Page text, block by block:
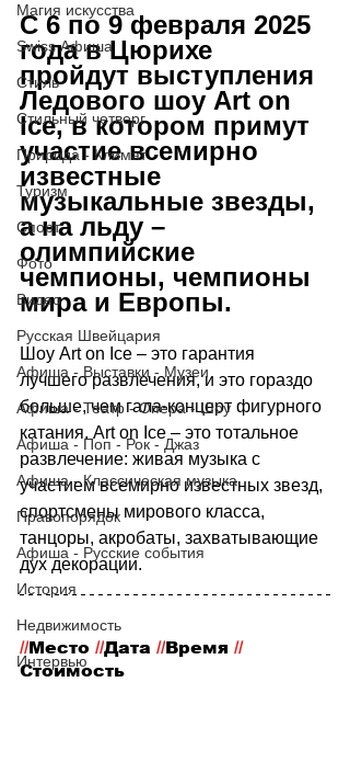
Магия искусства
Swiss Афиша
Стиль
Стильный четверг
Природа - Климат
Туризм
Спорт
Фото
Видео
Русская Швейцария
Афиша - Выставки - Музеи
Афиша - Театр - Опера - Шоу
Афиша - Поп - Рок - Джаз
Афиша - Классическая музыка
Правопорядок
Афиша - Русские события
История
Недвижимость
Интервью
С 6 по 9 февраля 2025
года в Цюрихе
пройдут выступления
Ледового шоу Art on
Ice, в котором примут
участие всемирно
известные
музыкальные звезды,
а на льду –
олимпийские
чемпионы, чемпионы
мира и Европы.
Шоу Art on Ice – это гарантия
лучшего развлечения, и это гораздо
больше, чем гала-концерт фигурного
катания. Art on Ice – это тотальное
развлечение: живая музыка с
участием всемирно известных звезд,
спортсмены мирового класса,
танцоры, акробаты, захватывающие
дух декорации.
//Место //Дата //Время //
Стоимость